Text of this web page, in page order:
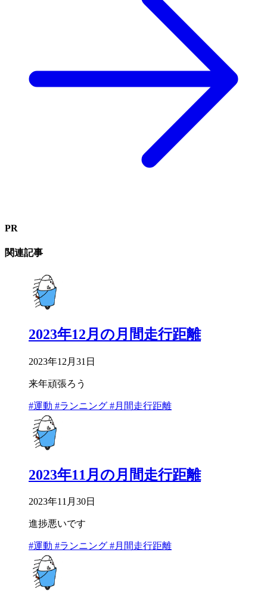
PR
関連記事
2023年12月の月間走行距離
2023年12月31日
来年頑張ろう
#運動 #ランニング #月間走行距離
2023年11月の月間走行距離
2023年11月30日
進捗悪いです
#運動 #ランニング #月間走行距離